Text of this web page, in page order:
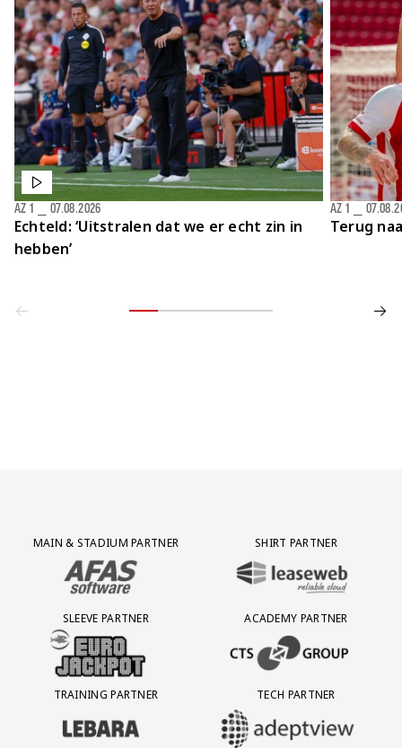
Echteld: ‘Uitstralen dat we er echt zin in
hebben’
AZ 1 07.08.2026
Terug
AZ 1
Partner Logos Grid
MAIN & STADIUM PARTNER
BEZOEK ONZE MAIN & STADIUM PARTNER AFAS SOFTWARE
SHIRT PARTNER
BEZOEK ONZE SHIRT PARTNER
SLEEVE PARTNER
BEZOEK ONZE SLEEVE PARTNER EUROJACKPOT
ACADEMY PARTNER
BEZOEK ONZE ACADEMY
TRAINING PARTNER
BEZOEK ONZE TRAINING PARTNER LEBARA
TECH PARTNER
BEZOEK ONZE TECH PARTNER